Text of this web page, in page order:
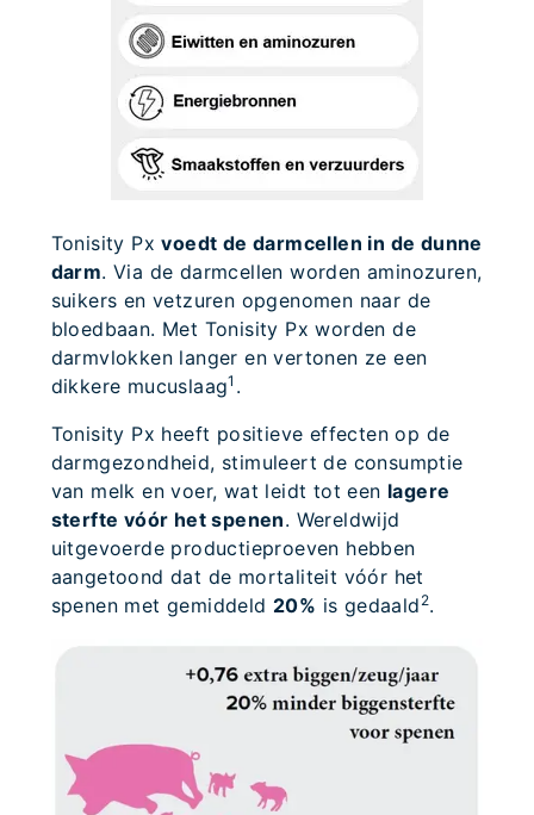
Tonisity Pxvoedt de darmcellen in de dunne
darm. Via de darmcellen worden aminozuren,
suikers en vetzuren opgenomen naar de
bloedbaan. Met Tonisity Px worden de
darmvlokken langer en vertonen ze een
dikkere mucuslaag1 .
Tonisity Px heeft positieve effecten op de
darmgezondheid, stimuleert de consumptie
van melk en voer, wat leidt tot een lagere
sterfte vóór het spenen. Wereldwijd
uitgevoerde productieproeven hebben
aangetoond dat de mortaliteit vóór het
spenen met gemiddeld 20% is gedaald 2.